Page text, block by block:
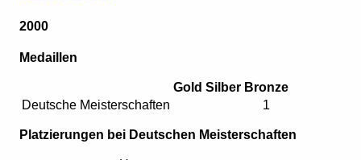
2000
Medaillen
Gold Silber Bronze
Deutsche Meisterschaften
1
Platzierungen bei Deutschen Meisterschaften